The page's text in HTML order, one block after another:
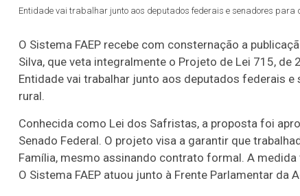
Entidade vai trabalhar junto aos deputados federais e senadores
O Sistema FAEP recebe com consternação a
Silva, que veta integralmente o Projeto de Lei 715,
Entidade vai trabalhar junto aos deputados federais
rural.
Conhecida como Lei dos Safristas, a proposta foi
Senado Federal. O projeto visa a garantir que
Família, mesmo assinando contrato formal. A
O Sistema FAEP atuou junto à Frente Parlamentar da